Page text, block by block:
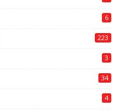
6
223
3
34
4